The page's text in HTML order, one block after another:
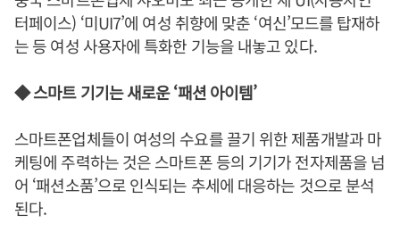
터페이스) ‘미UI7’에 여성 취향에 맞춘 ‘여신’모드를 탑재하
는 등 여성 사용자에 특화한 기능을 내놓고 있다.
◆ 스마트 기기는 새로운 ‘패션 아이템’
스마트폰업체들이 여성의 수요를 끌기 위한 제품개발과 마
케팅에 주력하는 것은 스마트폰 등의 기기가 전자제품을 넘
어 ‘패션소품’으로 인식되는 추세에 대응하는 것으로 분석
된다.